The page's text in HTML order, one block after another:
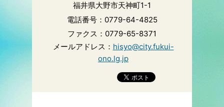
福井県大野市天神町1-1
電話番号：0779-64-4825
ファクス：0779-65-8371
メールアドレス： hisyo@city.fukui-
ono.lg.jp